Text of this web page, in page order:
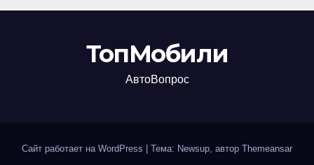
ТопМобили
АвтоВопрос
Сайт работает на WordPress Тема: Newsup, автор Themeansar